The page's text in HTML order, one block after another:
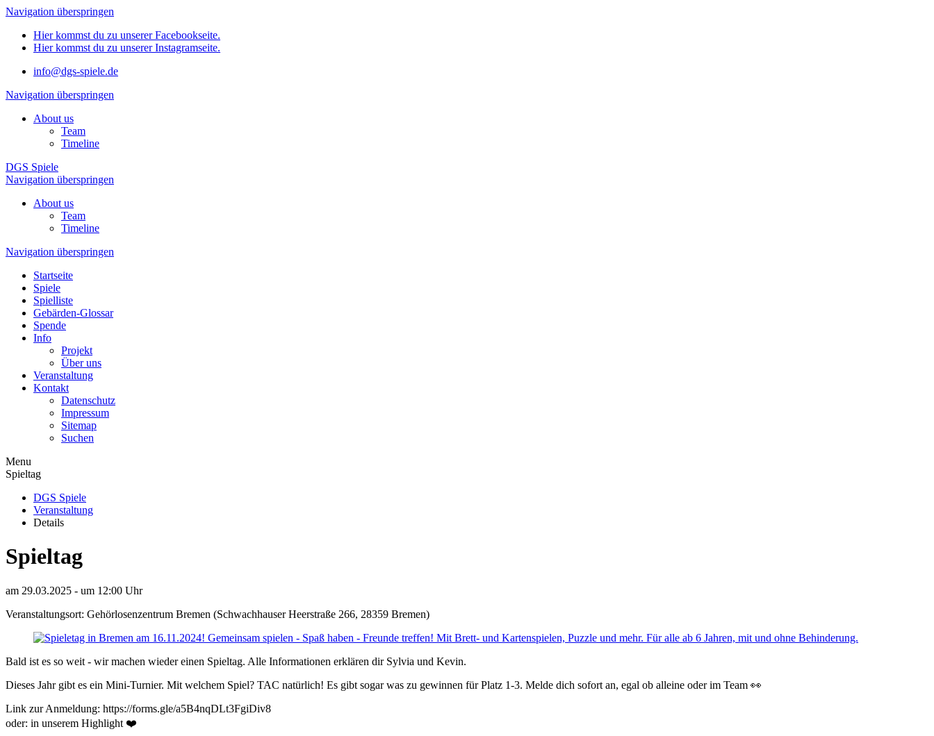
Navigation überspringen
Hier kommst du zu unserer Facebookseite.
Hier kommst du zu unserer Instagramseite.
info@dgs-spiele.de
Navigation überspringen
About us
Team
Timeline
DGS Spiele
Navigation überspringen
About us
Team
Timeline
Navigation überspringen
Startseite
Spiele
Spielliste
Gebärden-Glossar
Spende
Info
Projekt
Über uns
Veranstaltung
Kontakt
Datenschutz
Impressum
Sitemap
Suchen
Menu
Spieltag
DGS Spiele
Veranstaltung
Details
Spieltag
am 29.03.2025 - um 12:00 Uhr
Veranstaltungsort: Gehörlosenzentrum Bremen (Schwachhauser Heerstraße 266, 28359 Bremen)
Bald ist es so weit - wir machen wieder einen Spieltag. Alle Informationen erklären dir Sylvia und Kevin.
Dieses Jahr gibt es ein Mini-Turnier. Mit welchem Spiel? TAC natürlich! Es gibt sogar was zu gewinnen für Platz 1-3. Melde dich sofort an, egal ob alleine oder im Team 👀
Link zur Anmeldung: https://forms.gle/a5B4nqDLt3FgiDiv8
oder: in unserem Highlight ❤️